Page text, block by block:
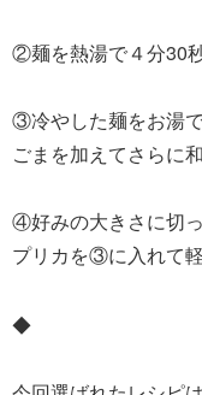
②麺を熱湯で４分30
③冷やした麺をお湯
ごまを加えてさらに
④好みの大きさに切
プリカを③に入れて
◆